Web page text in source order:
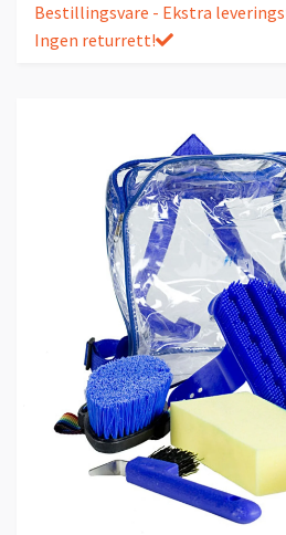
Bestillingsvare - Ekstra
Ingen returrett!